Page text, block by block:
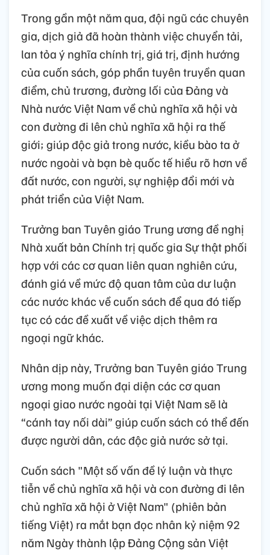
Trong gần một năm qua, đội ngũ các chuyên
gia, dịch giả đã hoàn thành việc chuyển tải,
lan tỏa ý nghĩa chính trị, giá trị, định hướng
của cuốn sách, góp phần tuyên truyền quan
điểm, chủ trương, đường lối của Đảng và
Nhà nước Việt Nam về chủ nghĩa xã hội và
con đường đi lên chủ nghĩa xã hội ra thế
giới; giúp độc giả trong nước, kiều bào ta ở
nước ngoài và bạn bè quốc tế hiểu rõ hơn về
đất nước, con người, sự nghiệp đổi mới và
phát triển của Việt Nam.
Trưởng ban Tuyên giáo Trung ương đề nghị
Nhà xuất bản Chính trị quốc gia Sự thật phối
hợp với các cơ quan liên quan nghiên cứu,
đánh giá về mức độ quan tâm của dư luận
các nước khác về cuốn sách để qua đó tiếp
tục có các đề xuất về việc dịch thêm ra
ngoại ngữ khác.
Nhân dịp này, Trưởng ban Tuyên giáo Trung
ương mong muốn đại diện các cơ quan
ngoại giao nước ngoài tại Việt Nam sẽ là
“cánh tay nối dài” giúp cuốn sách có thể đến
được người dân, các độc giả nước sở tại.
Cuốn sách "Một số vấn đề lý luận và thực
tiễn về chủ nghĩa xã hội và con đường đi lên
chủ nghĩa xã hội ở Việt Nam" (phiên bản
tiếng Việt) ra mắt bạn đọc nhân kỷ niệm 92
năm Ngày thành lập Đảng Cộng sản Việt